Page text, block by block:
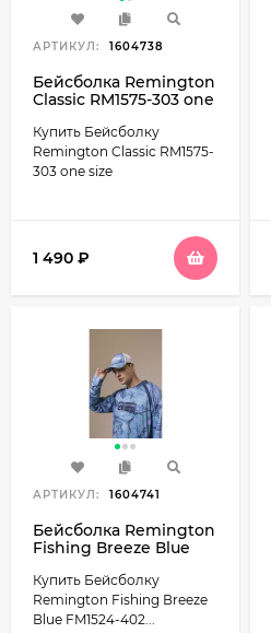
АРТИКУЛ: 1604738
Бейсболка Remington
Classic RM1575-303 one
Купить Бейсболку
Remington Classic RM1575-
303 one size
1 490 ₽
АРТИКУЛ: 1604741
Бейсболка Remington
Fishing Вreeze Вlue
Купить Бейсболку
Remington Fishing Вreeze
Вlue FM1524-402...